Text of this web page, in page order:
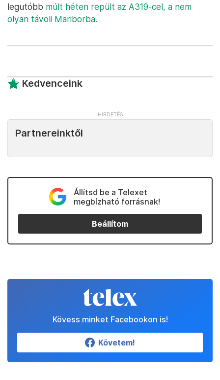
legutóbb múlt héten repült az A319-cel, a nem
olyan távoli Mariborba.
Kedvenceink
Partnereinktől
Állítsd be a Telexet
megbízható forrásnak!
Beállítom
Kövess minket Facebookon is!
Követem!